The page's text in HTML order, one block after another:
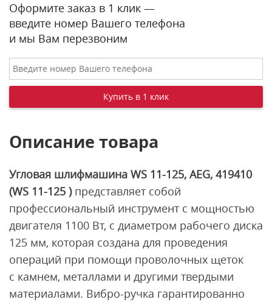
Оформите заказ в 1 клик —
введите номер Вашего телефона
и мы Вам перезвоним
Описание товара
Угловая шлифмашина WS 11-125, AEG, 419410
(WS 11-125 )представляет собой
профессиональный инструмент с мощностью
двигателя 1100 Вт, с диаметром рабочего диска
125 мм, которая создана для проведения
операций при помощи проволочных щеток
с камнем, металлами и другими твердыми
материалами. Вибро-ручка гарантированно